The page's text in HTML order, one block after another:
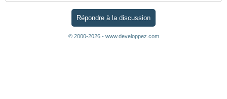
Répondre à la discussion
© 2000-2026 - www.developpez.com